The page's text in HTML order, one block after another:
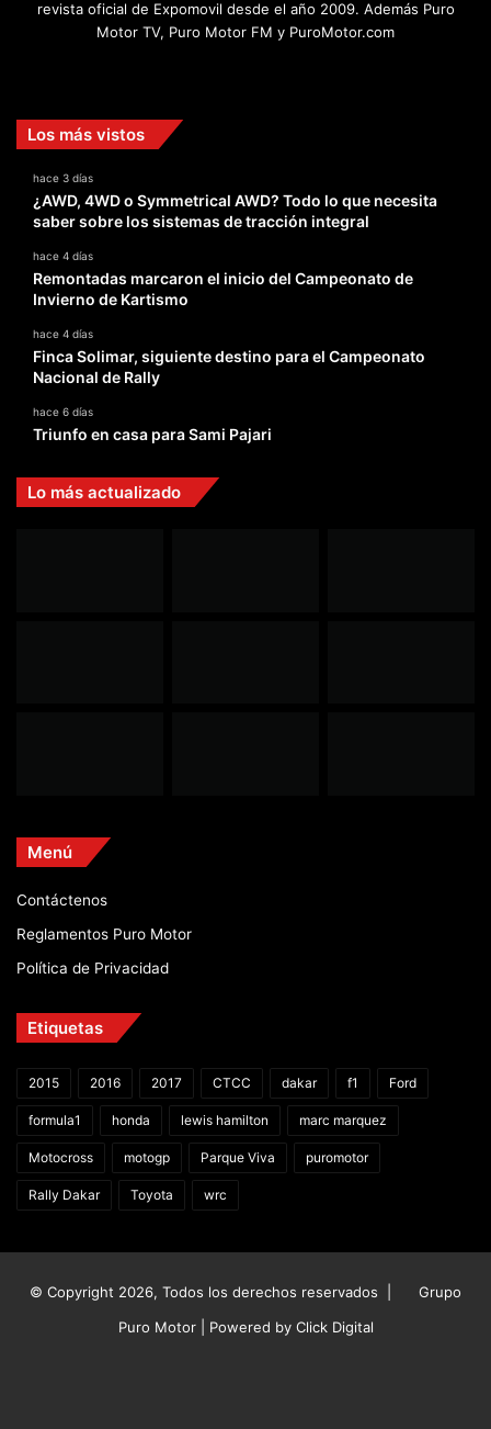
revista oficial de Expomovil desde el año 2009. Además Puro
Motor TV, Puro Motor FM y PuroMotor.com
Los más vistos
hace 3 días
¿AWD, 4WD o Symmetrical AWD? Todo lo que necesita
saber sobre los sistemas de tracción integral
hace 4 días
Remontadas marcaron el inicio del Campeonato de
Invierno de Kartismo
hace 4 días
Finca Solimar, siguiente destino para el Campeonato
Nacional de Rally
hace 6 días
Triunfo en casa para Sami Pajari
Lo más actualizado
Menú
Contáctenos
Reglamentos Puro Motor
Política de Privacidad
Etiquetas
2015 2016 2017 CTCC dakar f1 Ford
formula1 honda lewis hamilton marc marquez
Motocross motogp Parque Viva puromotor
Rally Dakar Toyota wrc
© Copyright 2026, Todos los derechos reservados |
Grupo
Puro Motor | Powered by Click Digital